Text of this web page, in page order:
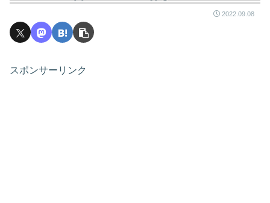
2022.09.08
スポンサーリンク